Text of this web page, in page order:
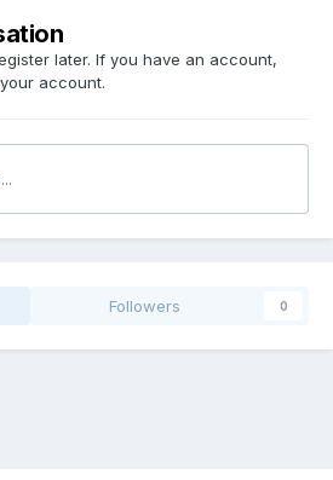
later. If you have an account,
account.
Followers 0